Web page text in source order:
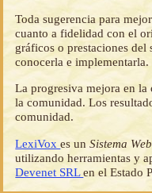
Toda sugerencia para
cuanto a fidelidad con el
gráficos o prestaciones del
conocerla e implementarla.
La progresiva mejora en
la comunidad. Los
comunidad.
LexiVoxes unSistema
utilizando herramientas y
Devenet SRLen el Estado